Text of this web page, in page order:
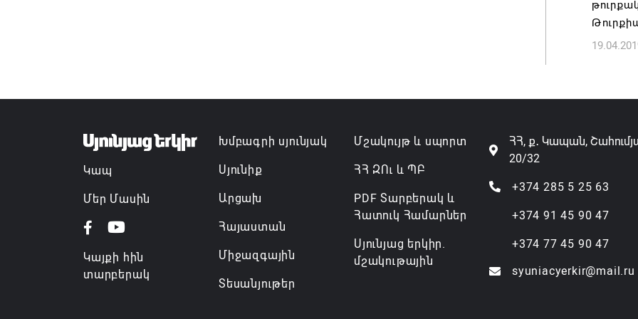
Կապ
Մեր Մասին
Կայքի հին
տարբերակ
Խմբագրի սյունյակ
Սյունիք
Արցախ
Հայաստան
Միջազգային
Տեսանյութեր
Մշակույթ և սպորտ
ՀՀ ԶՈւ և ՊԲ
PDF Տարբերակ և
Հատուկ Համարներ
Սյունյաց երկիր.
մշակութային
ՀՀ, ք․ Կապան,
20/32
+374 285 5 25 63
+374 91 45 90 47
+374 77 45 90 47
syuniacyerkir@mail.ru